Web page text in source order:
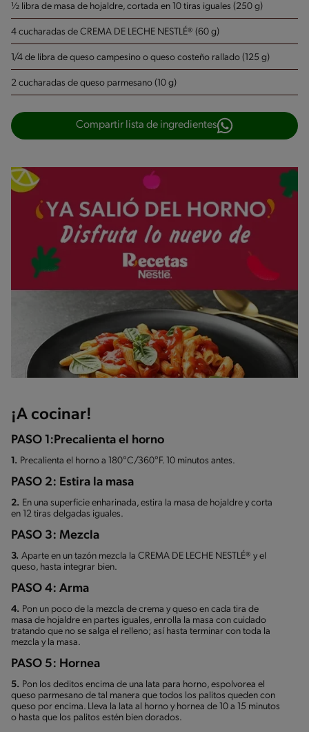
½ libra de masa de hojaldre, cortada en 10 tiras iguales (250 g)
4 cucharadas de CREMA DE LECHE NESTLÉ® (60 g)
1/4 de libra de queso campesino o queso costeño rallado (125 g)
2 cucharadas de queso parmesano (10 g)
Compartir lista de ingredientes
¡A cocinar!
PASO 1:Precalienta el horno
1. Precalienta el horno a 180°C/360°F. 10 minutos antes.
PASO 2: Estira la masa
2. En una superficie enharinada, estira la masa de hojaldre y corta
en 12 tiras delgadas iguales.
PASO 3: Mezcla
3. Aparte en un tazón mezcla la CREMA DE LECHE NESTLÉ® y el
queso, hasta integrar bien.
PASO 4: Arma
4. Pon un poco de la mezcla de crema y queso en cada tira de
masa de hojaldre en partes iguales, enrolla la masa con cuidado
tratando que no se salga el relleno; así hasta terminar con toda la
mezcla y la masa.
PASO 5: Hornea
5. Pon los deditos encima de una lata para horno, espolvorea el
queso parmesano de tal manera que todos los palitos queden con
queso por encima. Lleva la lata al horno y hornea de 10 a 15 minutos
o hasta que los palitos estén bien dorados.